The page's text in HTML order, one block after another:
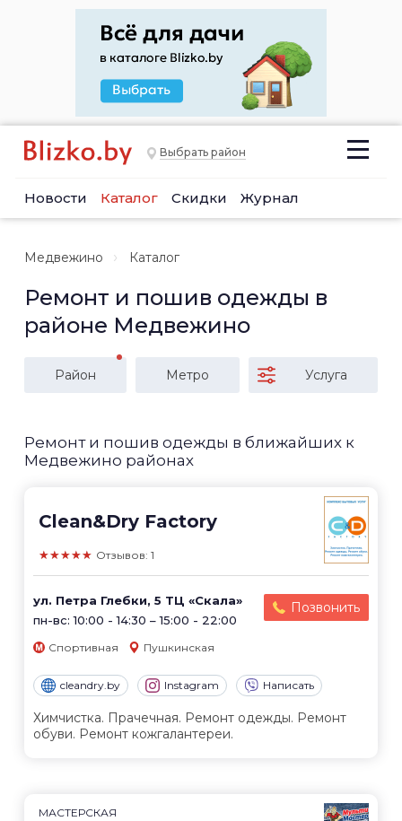
Выбрать район
Новости Каталог Скидки Журнал
Медвежино Каталог
Ремонт и пошив одежды в
районе Медвежино
Район Метро Услуга
Ремонт и пошив одежды в ближайших к
Медвежино районах
Clean&Dry Factory
★★★★★ Отзывов: 1
ул. Петра Глебки, 5 ТЦ «Скала»
пн-вс: 10:00 - 14:30 – 15:00 - 22:00
Позвонить
Спортивная Пушкинская
cleandry.by Instagram Написать
Химчистка. Прачечная. Ремонт одежды. Ремонт
обуви. Ремонт кожгалантереи.
МАСТЕРСКАЯ